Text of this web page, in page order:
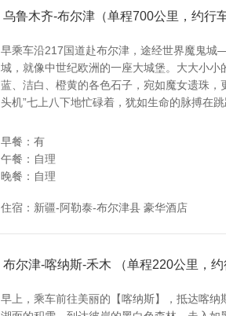
乌鲁木齐-布尔津（单程700公里，约行
早乘车沿217国道赴布尔津，途经世界魔鬼
城，就像中世纪欧洲的一座大城堡。大大小
蓝、洁白、橙黄的各色石子，宛如魔女遗珠
头机”七上八下地忙碌着，犹如生命的脉搏在跳
早餐：有
午餐：自理
晚餐：自理
住宿：新疆-阿勒泰-布尔津县 豪华酒店
布尔津-喀纳斯-禾木 （单程220公里，约
早上，乘车前往美丽的【喀纳斯】，抵达喀